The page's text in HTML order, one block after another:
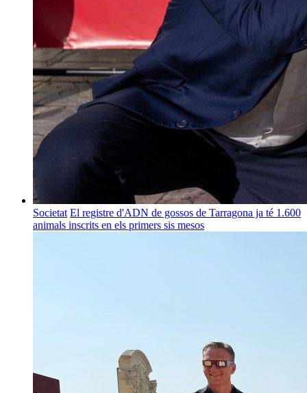
Societat El registre d'ADN de gossos de Tarragona ja té 1.600
animals inscrits en els primers sis mesos